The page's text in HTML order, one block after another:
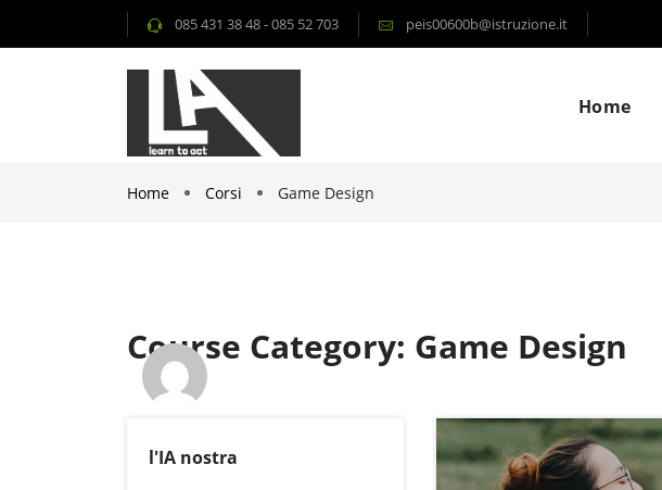
085 431 38 48 - 085 52 703 peis00600b@istruzione.it
Home
Home Corsi Game Design
Course Category: Game Design
l'IA nostra